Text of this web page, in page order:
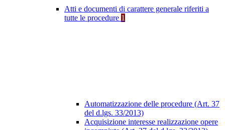
Atti e documenti di carattere generale riferiti a
tutte le procedure 1
Automatizzazione delle procedure (Art. 37
del d.lgs. 33/2013)
Acquisizione interesse realizzazione opere